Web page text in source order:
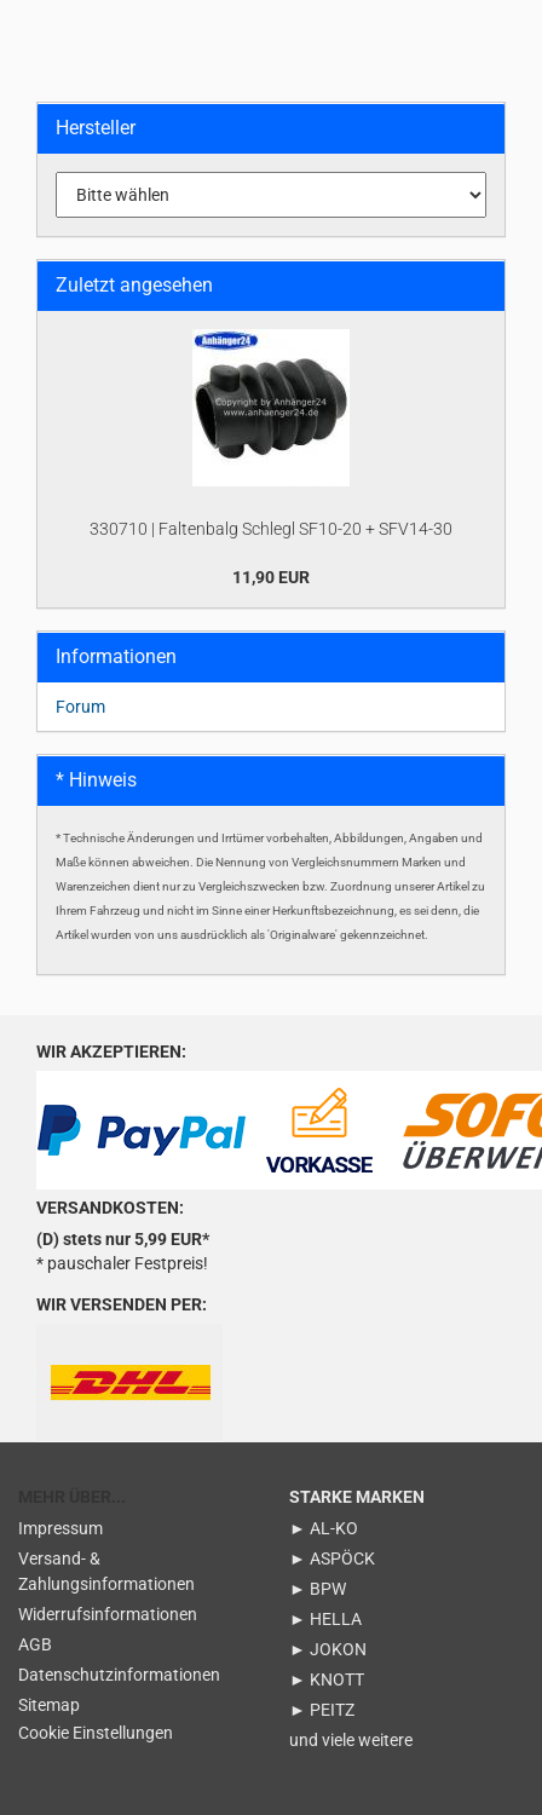
Hersteller
Zuletzt angesehen
330710 | Faltenbalg Schlegl SF10-20 + SFV14-30
11,90 EUR
Informationen
Forum
* Hinweis
* Technische Änderungen und Irrtümer vorbehalten, Abbildungen, Angaben und
Maße können abweichen. Die Nennung von Vergleichsnummern Marken und
Warenzeichen dient nur zu Vergleichszwecken bzw. Zuordnung unserer Artikel zu
Ihrem Fahrzeug und nicht im Sinne einer Herkunftsbezeichnung, es sei denn, die
Artikel wurden von uns ausdrücklich als 'Originalware' gekennzeichnet.
WIR AKZEPTIEREN:
VERSANDKOSTEN:
(D) stets nur 5,99 EUR*
* pauschaler Festpreis!
WIR VERSENDEN PER:
Impressum
Versand- &
Zahlungsinformationen
Widerrufsinformationen
AGB
Datenschutzinformationen
Sitemap
Cookie Einstellungen
STARKE MARKEN
► AL-KO
► ASPÖCK
► BPW
► HELLA
► JOKON
► KNOTT
► PEITZ
und viele weitere